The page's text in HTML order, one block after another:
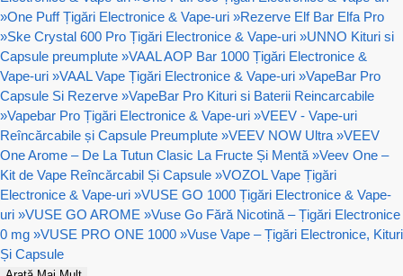
»One Puff Țigări Electronice & Vape-uri »Rezerve Elf Bar Elfa Pro
»Ske Crystal 600 Pro Țigări Electronice & Vape-uri »UNNO Kituri si
Capsule preumplute »VAAL AOP Bar 1000 Țigări Electronice &
Vape-uri »VAAL Vape Țigări Electronice & Vape-uri »VapeBar Pro
Capsule Si Rezerve »VapeBar Pro Kituri si Baterii Reincarcabile
»Vapebar Pro Țigări Electronice & Vape-uri »VEEV - Vape-uri
Reîncărcabile și Capsule Preumplute »VEEV NOW Ultra »VEEV
One Arome – De La Tutun Clasic La Fructe Și Mentă »Veev One –
Kit de Vape Reîncărcabil Și Capsule »VOZOL Vape Țigări
Electronice & Vape-uri »VUSE GO 1000 Țigări Electronice & Vape-
uri »VUSE GO AROME »Vuse Go Fără Nicotină – Țigări Electronice
0 mg »VUSE PRO ONE 1000 »Vuse Vape – Țigări Electronice, Kituri
Și Capsule